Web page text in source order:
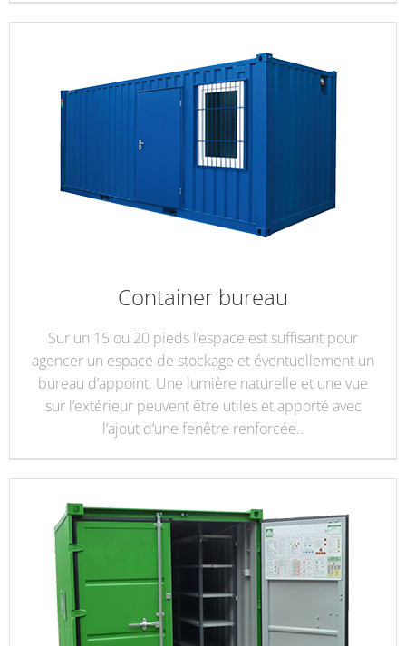
Container bureau
Sur un 15 ou 20 pieds l’espace est suffisant pour
agencer un espace de stockage et éventuellement un
bureau d’appoint. Une lumière naturelle et une vue
sur l’extérieur peuvent être utiles et apporté avec
l’ajout d’une fenêtre renforcée..